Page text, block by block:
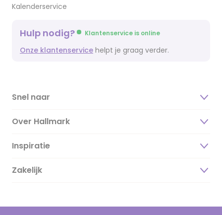
Kalenderservice
Hulp nodig? Klantenservice is online
Onze klantenservice helpt je graag verder.
Snel naar
Over Hallmark
Over ons
Duurzaamheid
Inspiratie
Magazine
Cadeau inspiratie
Zakelijk